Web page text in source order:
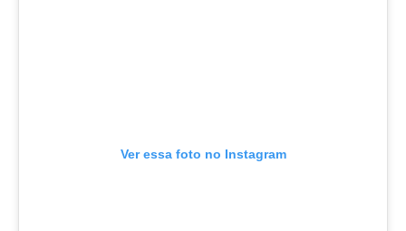
Ver essa foto no Instagram